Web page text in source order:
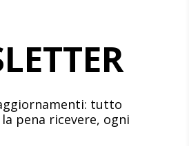
tutto
pena ricevere, ogni